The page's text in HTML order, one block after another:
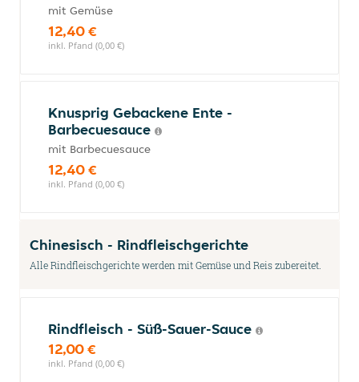
mit Gemüse
12,40 €
inkl. Pfand (0,00 €)
Knusprig Gebackene Ente -
Barbecuesauce
mit Barbecuesauce
12,40 €
inkl. Pfand (0,00 €)
Chinesisch - Rindfleischgerichte
Alle Rindfleischgerichte werden mit Gemüse und Reis zubereitet.
Rindfleisch - Süß-Sauer-Sauce
12,00 €
inkl. Pfand (0,00 €)